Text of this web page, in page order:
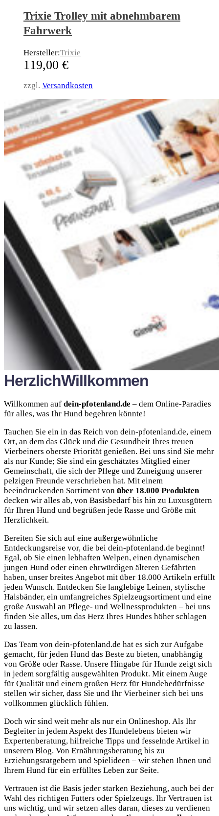
Trixie Trolley mit abnehmbarem
Fahrwerk
Hersteller:Trixie
119,00 €
zzgl. Versandkosten
HerzlichWillkommen
Willkommen auf dein-pfotenland.de – dem Online-Paradies
für alles, was Ihr Hund begehren könnte!
Tauchen Sie ein in das Reich von dein-pfotenland.de, einem
Ort, an dem das Glück und die Gesundheit Ihres treuen
Vierbeiners oberste Priorität genießen. Bei uns sind Sie mehr
als nur Kunde; Sie sind ein geschätztes Mitglied einer
Gemeinschaft, die sich der Pflege und Zuneigung unserer
pelzigen Freunde verschrieben hat. Mit einem
beeindruckenden Sortiment von über 18.000 Produkten
decken wir alles ab, von Basisbedarf bis hin zu Luxusgütern
für Ihren Hund und begrüßen jede Rasse und Größe mit
Herzlichkeit.
Bereiten Sie sich auf eine außergewöhnliche
Entdeckungsreise vor, die bei dein-pfotenland.de beginnt!
Egal, ob Sie einen lebhaften Welpen, einen dynamischen
jungen Hund oder einen ehrwürdigen älteren Gefährten
haben, unser breites Angebot mit über 18.000 Artikeln erfüllt
jeden Wunsch. Entdecken Sie langlebige Leinen, stylische
Halsbänder, ein umfangreiches Spielzeugsortiment und eine
große Auswahl an Pflege- und Wellnessprodukten – bei uns
finden Sie alles, um das Herz Ihres Hundes höher schlagen
zu lassen.
Das Team von dein-pfotenland.de hat es sich zur Aufgabe
gemacht, für jeden Hund das Beste zu bieten, unabhängig
von Größe oder Rasse. Unsere Hingabe für Hunde zeigt sich
in jedem sorgfältig ausgewählten Produkt. Mit einem Auge
für Qualität und einem großen Herz für Hundebedürfnisse
stellen wir sicher, dass Sie und Ihr Vierbeiner sich bei uns
vollkommen glücklich fühlen.
Doch wir sind weit mehr als nur ein Onlineshop. Als Ihr
Begleiter in jedem Aspekt des Hundelebens bieten wir
Expertenberatung, hilfreiche Tipps und fesselnde Artikel in
unserem Blog. Von Ernährungsberatung bis zu
Erziehungsratgebern und Spielideen – wir stehen Ihnen und
Ihrem Hund für ein erfülltes Leben zur Seite.
Vertrauen ist die Basis jeder starken Beziehung, auch bei der
Wahl des richtigen Futters oder Spielzeugs. Ihr Vertrauen ist
uns wichtig, und wir setzen alles daran, dieses zu verdienen